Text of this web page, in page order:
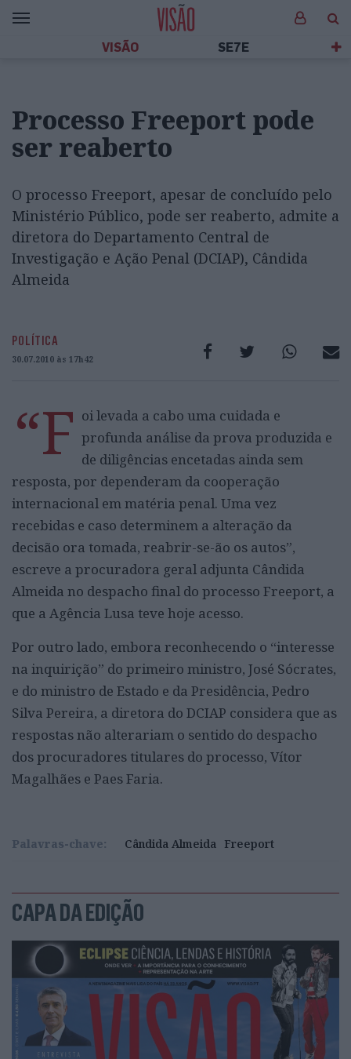
VISÃO SE7E
Processo Freeport pode
ser reaberto
O processo Freeport, apesar de concluído pelo
Ministério Público, pode ser reaberto, admite a
diretora do Departamento Central de
Investigação e Ação Penal (DCIAP), Cândida
Almeida
POLÍTICA
30.07.2010 às 17h42
“F oi levada a cabo uma cuidada e
profunda análise da prova produzida e
de diligências encetadas ainda sem
resposta, por dependeram da cooperação
internacional em matéria penal. Uma vez
recebidas e caso determinem a alteração da
decisão ora tomada, reabrir-se-ão os autos”,
escreve a procuradora geral adjunta Cândida
Almeida no despacho final do processo Freeport, a
que a Agência Lusa teve hoje acesso.
Por outro lado, embora reconhecendo o “interesse
na inquirição” do primeiro ministro, José Sócrates,
e do ministro de Estado e da Presidência, Pedro
Silva Pereira, a diretora do DCIAP considera que as
respostas não alterariam o sentido do despacho
dos procuradores titulares do processo, Vítor
Magalhães e Paes Faria.
Palavras-chave: Cândida Almeida Freeport
CAPA DA EDIÇÃO